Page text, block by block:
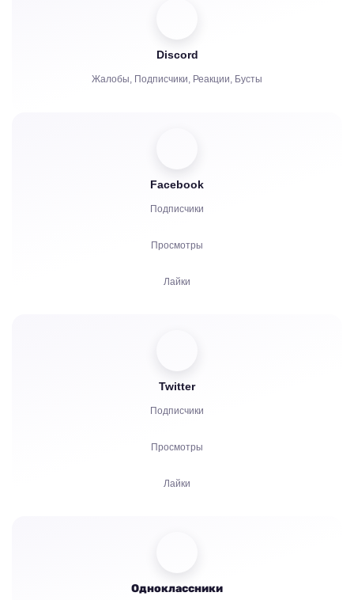
Discord
Жалобы, Подписчики, Реакции, Бусты
Facebook
Подписчики
Просмотры
Лайки
Комментарии
Twitter
Подписчики
Просмотры
Лайки
Репосты
Одноклассники